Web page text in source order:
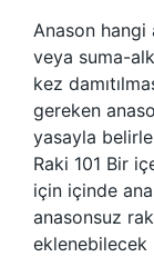
Anason hangi
veya suma-
kez
gereken
yasayla
Raki 101 Bir
için içinde
anasonsuz
eklenebilecek